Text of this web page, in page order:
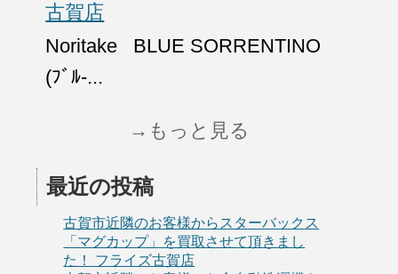
古賀店
Noritake BLUE SORRENTINO
(ﾌﾞﾙ-...
→もっと見る
最近の投稿
古賀市近隣のお客様からスターバックス
「マグカップ」を買取させて頂きまし
た！ フライズ古賀店